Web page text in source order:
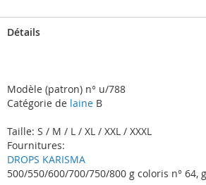
Détails
Modèle (patron) n° u/788
Catégorie de laine B
Taille: S / M / L / XL / XXL / XXXL
Fournitures:
DROPS KARISMA
500/550/600/700/750/800 g coloris n° 64,